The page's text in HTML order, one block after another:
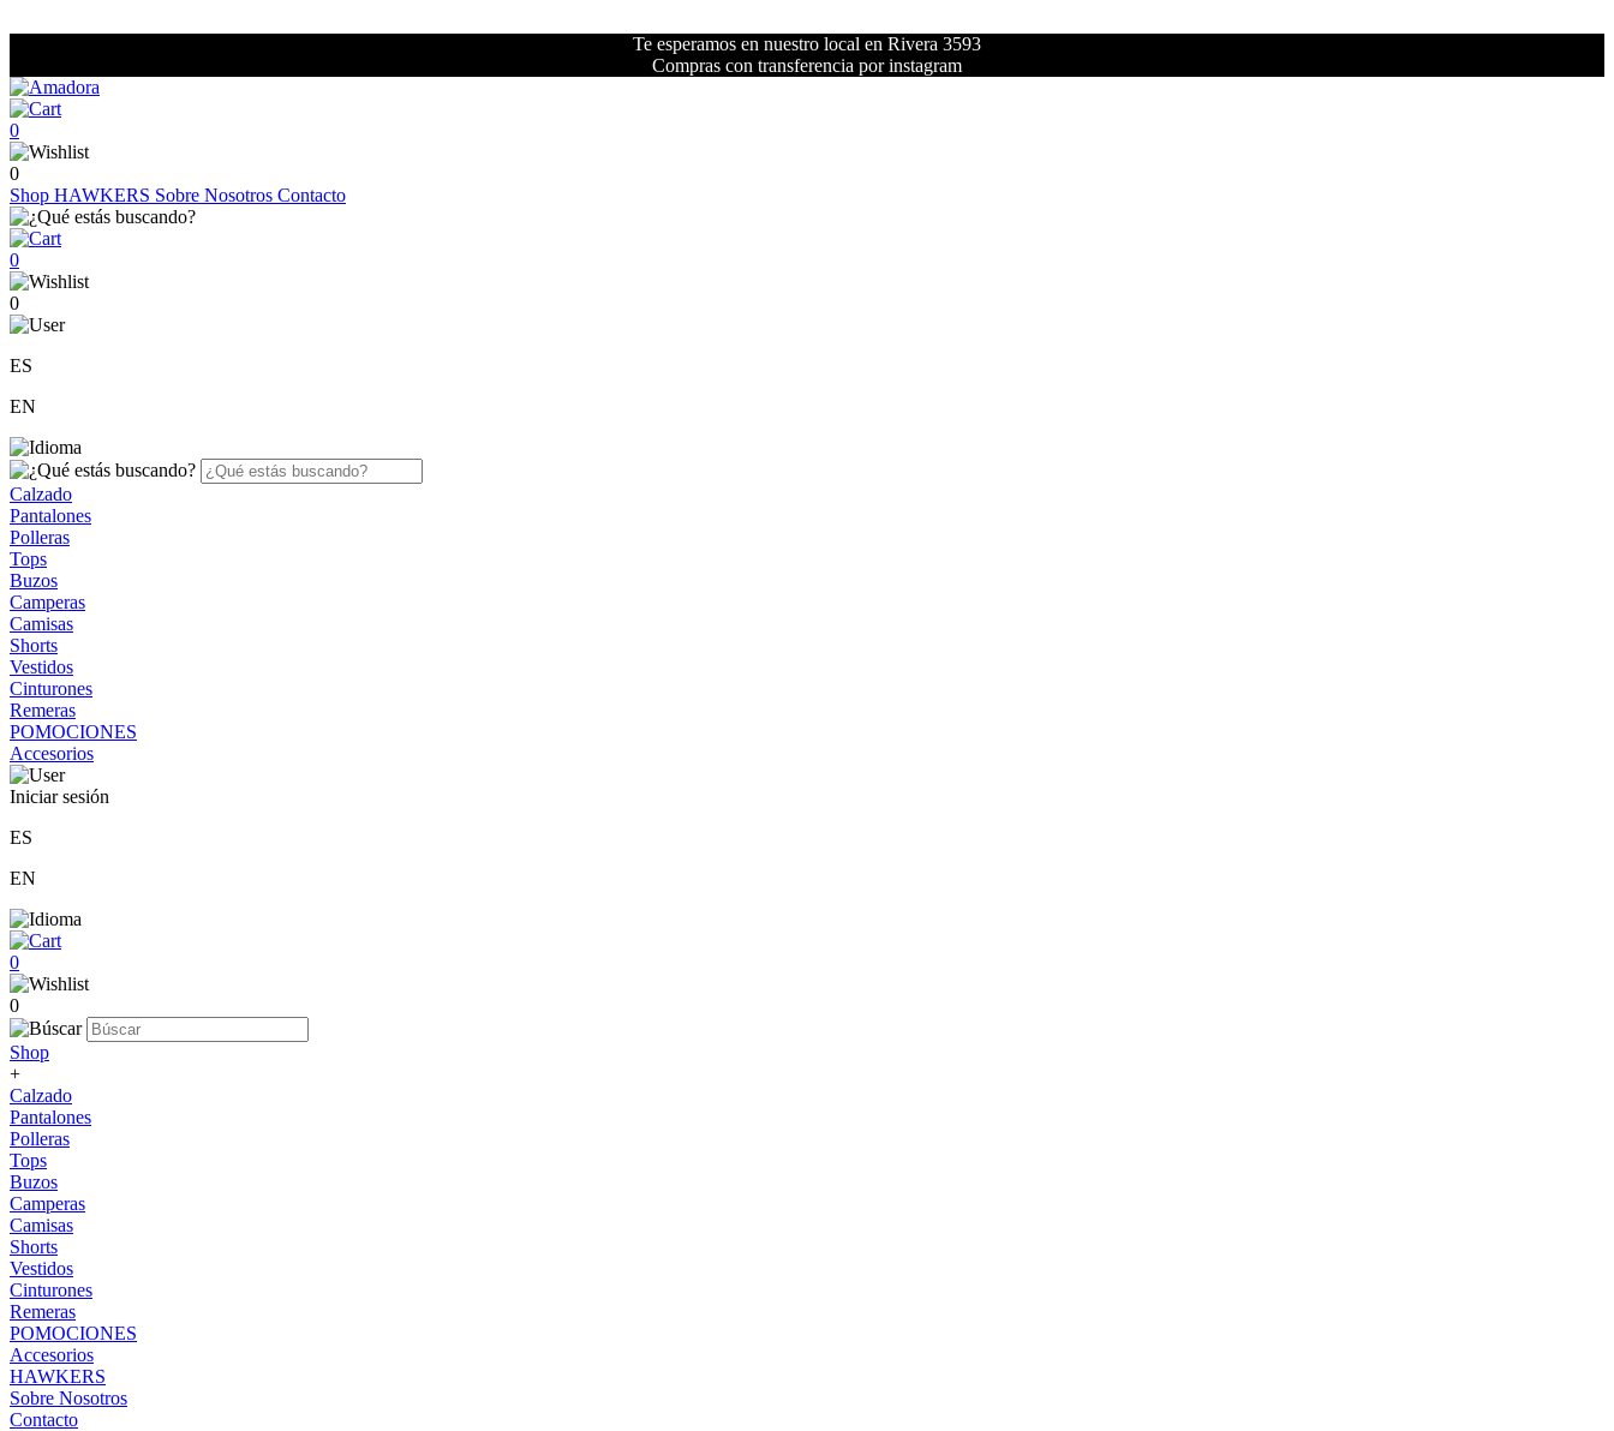
Te esperamos en nuestro local en Rivera 3593
Compras con transferencia por instagram
0
0
Shop HAWKERS Sobre Nosotros Contacto
0
0
ES
EN
Calzado
Pantalones
Polleras
Tops
Buzos
Camperas
Camisas
Shorts
Vestidos
Cinturones
Remeras
POMOCIONES
Accesorios
Iniciar sesión
ES
EN
0
0
Shop
+
Calzado
Pantalones
Polleras
Tops
Buzos
Camperas
Camisas
Shorts
Vestidos
Cinturones
Remeras
POMOCIONES
Accesorios
HAWKERS
Sobre Nosotros
Contacto